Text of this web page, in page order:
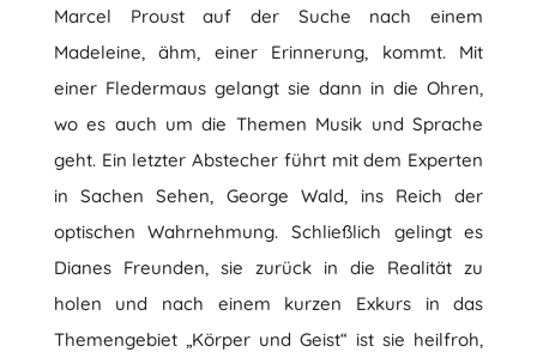
Marcel Proust auf der Suche nach einem
Madeleine, ähm, einer Erinnerung, kommt. Mit
einer Fledermaus gelangt sie dann in die Ohren,
wo es auch um die Themen Musik und Sprache
geht. Ein letzter Abstecher führt mit dem Experten
in Sachen Sehen, George Wald, ins Reich der
optischen Wahrnehmung. Schließlich gelingt es
Dianes Freunden, sie zurück in die Realität zu
holen und nach einem kurzen Exkurs in das
Themengebiet „Körper und Geist“ ist sie heilfroh,